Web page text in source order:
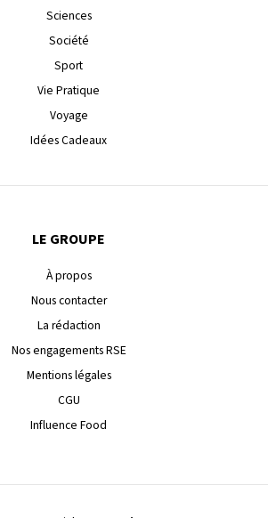
Sciences
Société
Sport
Vie Pratique
Voyage
Idées Cadeaux
LE GROUPE
À propos
Nous contacter
La rédaction
Nos engagements RSE
Mentions légales
CGU
Influence Food